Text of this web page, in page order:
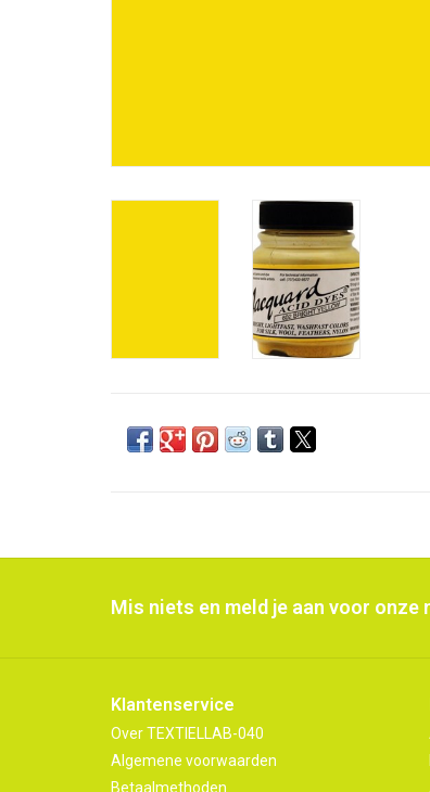
Mis niets en meld je aan voor onze
Klantenservice
Over TEXTIELLAB-040
Algemene voorwaarden
Betaalmethoden